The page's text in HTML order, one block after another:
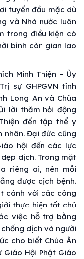
tuyến đầu mặc dù
và Nhà nước luôn
trong điều kiện có
bình còn gian lao
Minh Thiện – Ủy
sự GHPGVN tỉnh
Long An và Chùa
lời thăm hỏi động
đến tập thể y
nhân. Đại đức cũng
hội đến các lực
dịch. Trong mặt
riêng ai, nên mỗi
được dịch bệnh.
cánh với các công
thực hiện tốt chủ
việc hỗ trợ bằng
dịch và người
cho biết Chùa Ân
Giáo Hội Phật Giáo